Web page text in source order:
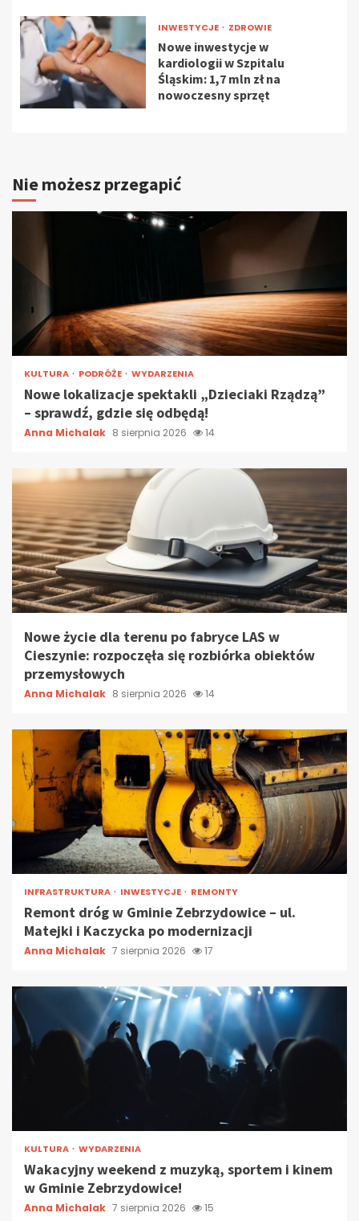
INWESTYCJE ZDROWIE
Nowe inwestycje w
kardiologii w Szpitalu
Śląskim: 1,7 mln zł na
nowoczesny sprzęt
Nie możesz przegapić
KULTURA PODRÓŻE WYDARZENIA
Nowe lokalizacje spektakli „Dzieciaki Rządzą”
– sprawdź, gdzie się odbędą!
Anna Michalak 8 sierpnia 2026 14
Nowe życie dla terenu po fabryce LAS w
Cieszynie: rozpoczęła się rozbiórka obiektów
przemysłowych
Anna Michalak 8 sierpnia 2026 14
INFRASTRUKTURA INWESTYCJE REMONTY
Remont dróg w Gminie Zebrzydowice – ul.
Matejki i Kaczycka po modernizacji
Anna Michalak 7 sierpnia 2026 17
KULTURA WYDARZENIA
Wakacyjny weekend z muzyką, sportem i kinem
w Gminie Zebrzydowice!
Anna Michalak 7 sierpnia 2026 15